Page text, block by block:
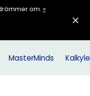
om. »
MasterMinds